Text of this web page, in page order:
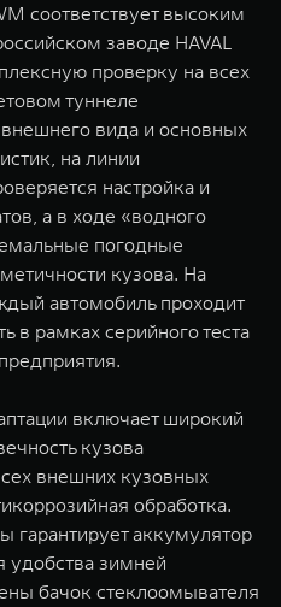
соответствует высоким
заводе HAVAL
проверку на всех
туннеле
вида и основных
на линии
настройка и
а в ходе «водного
погодные
кузова. На
автомобиль проходит
в рамках серийного теста
включает широкий
кузова
внешних кузовных
обработка.
аккумулятор
удобства зимней
бачок стеклоомывателя